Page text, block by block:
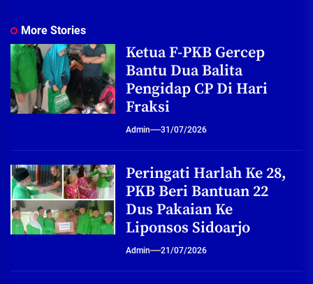
More Stories
Ketua F-PKB Gercep
Bantu Dua Balita
Pengidap CP Di Hari
Fraksi
Admin 31/07/2026
Peringati Harlah Ke 28,
PKB Beri Bantuan 22
Dus Pakaian Ke
Liponsos Sidoarjo
Admin 21/07/2026